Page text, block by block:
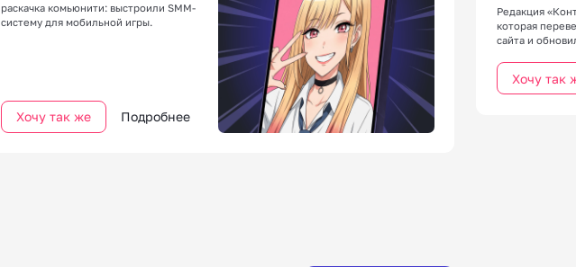
раскачка комьюнити: выстроили SMM-
систему для мобильной игры.
Хочу так же Подробнее
Редакция
которая
сайта и
удобный для
Хочу так